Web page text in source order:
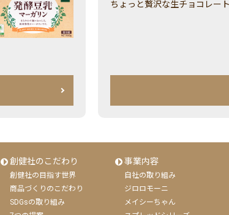
ちょっと贅沢な生チョコレー
創健社のこだわり
創健社の目指す世界
商品づくりのこだわり
SDGsの取り組み
事業内容
自社の取り組み
ジロロモーニ
メイシーちゃん